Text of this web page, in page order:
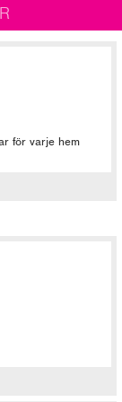
för varje hem